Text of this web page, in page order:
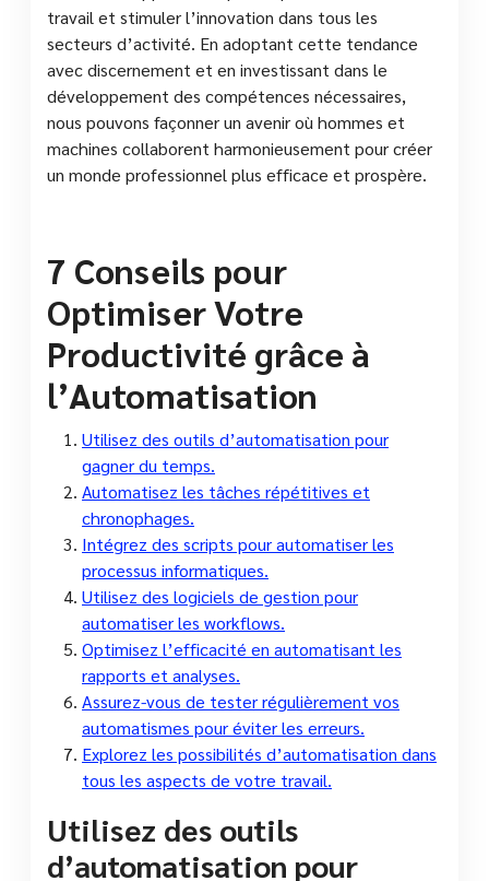
travail et stimuler l’innovation dans tous les
secteurs d’activité. En adoptant cette tendance
avec discernement et en investissant dans le
développement des compétences nécessaires,
nous pouvons façonner un avenir où hommes et
machines collaborent harmonieusement pour créer
un monde professionnel plus efficace et prospère.
7 Conseils pour
Optimiser Votre
Productivité grâce à
l’Automatisation
Utilisez des outils d’automatisation pour
gagner du temps.
Automatisez les tâches répétitives et
chronophages.
Intégrez des scripts pour automatiser les
processus informatiques.
Utilisez des logiciels de gestion pour
automatiser les workflows.
Optimisez l’efficacité en automatisant les
rapports et analyses.
Assurez-vous de tester régulièrement vos
automatismes pour éviter les erreurs.
Explorez les possibilités d’automatisation dans
tous les aspects de votre travail.
Utilisez des outils
d’automatisation pour